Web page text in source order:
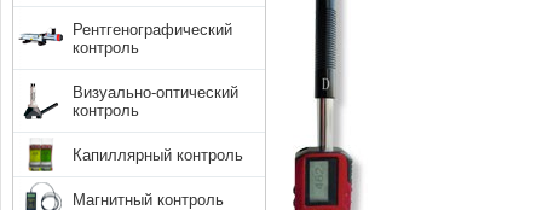
Рентгенографический
контроль
Визуально-оптический
контроль
Капиллярный контроль
Магнитный контроль